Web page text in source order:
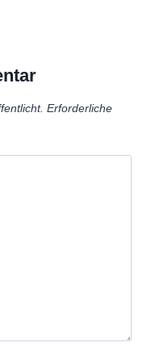
Erforderliche